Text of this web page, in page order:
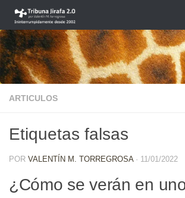
Saltar al contenido
ARTICULOS
Etiquetas falsas
POR VALENTÍN M. TORREGROSA · 11/01/2022
¿Cómo se verán en